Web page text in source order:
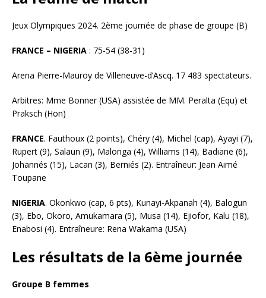
Jeux Olympiques 2024. 2ème journée de phase de groupe (B)
FRANCE – NIGERIA : 75-54 (38-31)
Arena Pierre-Mauroy de Villeneuve-d’Ascq. 17 483 spectateurs.
Arbitres: Mme Bonner (USA) assistée de MM. Peralta (Equ) et
Praksch (Hon)
FRANCE. Fauthoux (2 points), Chéry (4), Michel (cap), Ayayi (7),
Rupert (9), Salaun (9), Malonga (4), Williams (14), Badiane (6),
Johannés (15), Lacan (3), Berniés (2). Entraîneur: Jean Aimé
Toupane
NIGERIA. Okonkwo (cap, 6 pts), Kunayi-Akpanah (4), Balogun
(3), Ebo, Okoro, Amukamara (5), Musa (14), Ejiofor, Kalu (18),
Enabosi (4). Entraîneure: Rena Wakama (USA)
Les résultats de la 6ème journée
Groupe B femmes